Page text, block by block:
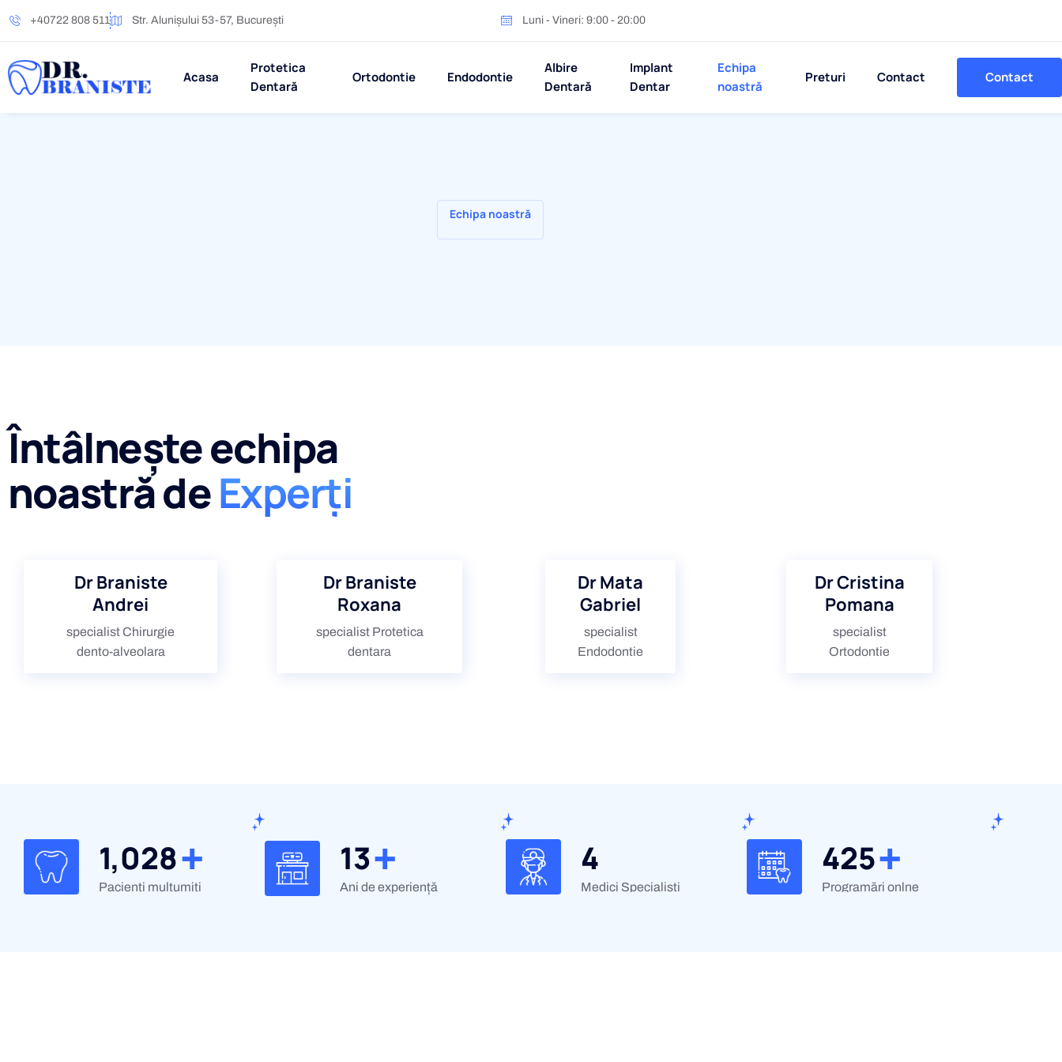
+40722 808 511 Str. Alunișului 53-57, București Luni - Vineri: 9:00 - 20:00
Acasa
Protetica
Dentară
Ortodontie Endodontie
Albire
Dentară
Implant
Dentar
Echipa
noastră
Preturi Contact Contact
Echipa noastră
Întâlnește echipa
noastră deExperți
Dr Braniste
Andrei
specialist Chirurgie
dento-alveolara
Dr Braniste
Roxana
specialist Protetica
dentara
Dr Mata
Gabriel
specialist
Endodontie
Dr Cristina
Pomana
specialist
Ortodontie
1,162+
Pacienți mulțumiți
15+
Ani de experiență
4
Medici Specialisti
482+
Programări onlne